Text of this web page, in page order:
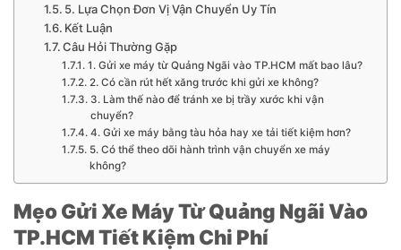
5. Lựa Chọn Đơn Vị Vận Chuyển Uy Tín
Kết Luận
Câu Hỏi Thường Gặp
1. Gửi xe máy từ Quảng Ngãi vào TP.HCM mất bao lâu?
2. Có cần rút hết xăng trước khi gửi xe không?
3. Làm thế nào để tránh xe bị trầy xước khi vận
chuyển?
4. Gửi xe máy bằng tàu hỏa hay xe tải tiết kiệm hơn?
5. Có thể theo dõi hành trình vận chuyển xe máy
không?
Mẹo Gửi Xe Máy Từ Quảng Ngãi Vào
TP.HCM Tiết Kiệm Chi Phí